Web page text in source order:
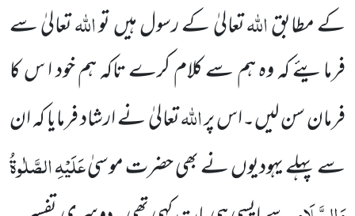
کے مطابقاللہتعالیٰ کے رسول ہیں تواللہتعالیٰ سے
فرمایئے کہ وہ ہم سے کلام کرے تاکہ ہم خود ا س کا
فرمان سن لیں۔اس پراللہتعالیٰ نے ارشاد فرمایا کہ ان
سے پہلے یہودیوں نے بھی حضرت موسیٰعَلَیْہِ الصَّلٰوۃُ